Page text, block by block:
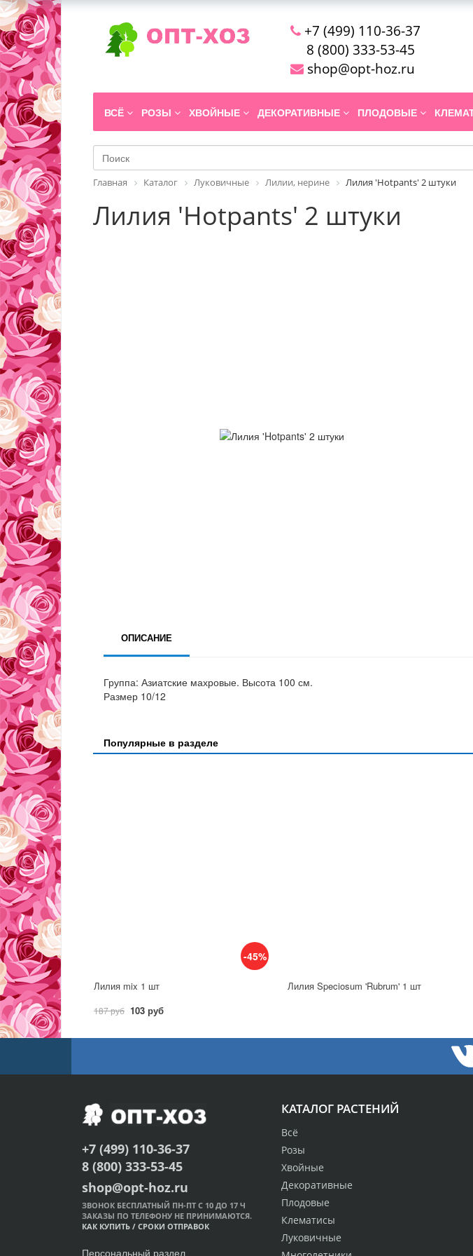
+7 (499) 110-36-37
8 (800) 333-53-45
shop@opt-hoz.ru
ВСЁ РОЗЫ ХВОЙНЫЕ ДЕКОРАТИВНЫЕ ПЛОДОВЫЕ
Главная Каталог Луковичные Лилии, нерине Лилия 'Hotpants' 2 штуки
Лилия 'Hotpants' 2 штуки
ОПИСАНИЕ
Группа: Азиатские махровые. Высота 100 см.
Размер 10/12
Популярные в разделе
-45%
Лилия mix 1 шт
187 руб 103 руб
Лилия Speciosum 'Rubrum' 1 шт
КАТАЛОГ РАСТЕНИЙ
Всё
Розы
Хвойные
Декоративные
Плодовые
Клематисы
Луковичные
+7 (499) 110-36-37
8 (800) 333-53-45
shop@opt-hoz.ru
ЗВОНОК БЕСПЛАТНЫЙ ПН-ПТ С 10 ДО 17 Ч
ЗАКАЗЫ ПО ТЕЛЕФОНУ НЕ ПРИНИМАЮТСЯ.
КАК КУПИТЬ / СРОКИ ОТПРАВОК
Персональный раздел